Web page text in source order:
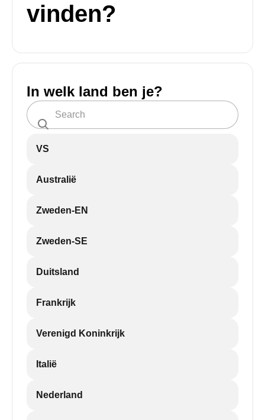
vinden?
In welk land ben je?
VS
Australië
Zweden-EN
Zweden-SE
Duitsland
Frankrijk
Verenigd Koninkrijk
Italië
Nederland